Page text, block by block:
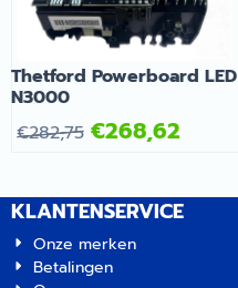
Thetford Powerboard LED
N3000
€282,75 €268,62
KLANTENSERVICE
Onze merken
Betalingen